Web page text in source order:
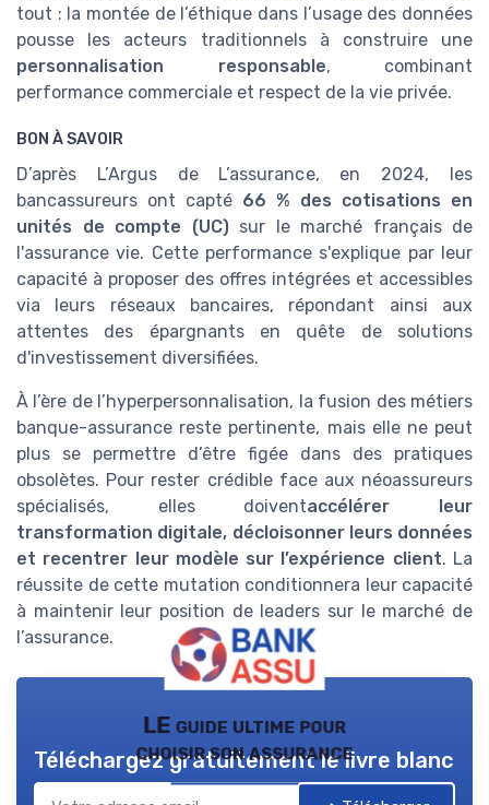
tout : la montée de l’éthique dans l’usage des données
pousse les acteurs traditionnels à construire une
personnalisation responsable, combinant
performance commerciale et respect de la vie privée.
BON À SAVOIR
D’après L’Argus de L’assurance, en 2024, les
bancassureurs ont capté 66 % des cotisations en
unités de compte (UC)sur le marché français de
l'assurance vie. Cette performance s'explique par leur
capacité à proposer des offres intégrées et accessibles
via leurs réseaux bancaires, répondant ainsi aux
attentes des épargnants en quête de solutions
d'investissement diversifiées.
À l’ère de l’hyperpersonnalisation, la fusion des métiers
banque-assurance reste pertinente, mais elle ne peut
plus se permettre d’être figée dans des pratiques
obsolètes. Pour rester crédible face aux néoassureurs
spécialisés, elles doiventaccélérer leur
transformation digitale, décloisonner leurs données
et recentrer leur modèle sur l’expérience client. La
réussite de cette mutation conditionnera leur capacité
à maintenir leur position de leaders sur le marché de
l’assurance.
LE guide ultime pour
choisir son assurance
Téléchargez gratuitement le livre blanc